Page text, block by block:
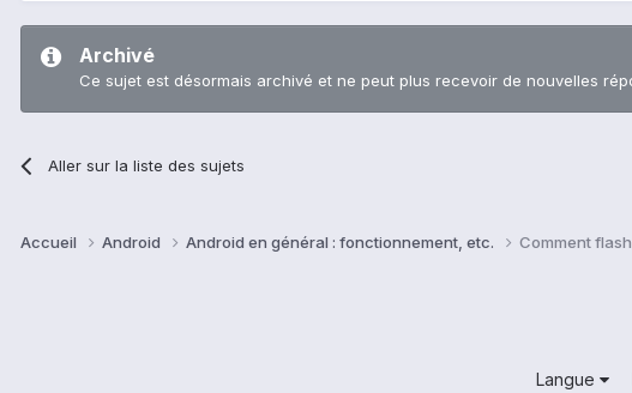
Archivé
Ce sujet est désormais archivé et ne peut plus recevoir de nouvelles
Aller sur la liste des sujets
Accueil Android Android en général : fonctionnement, etc. Comment
Langue